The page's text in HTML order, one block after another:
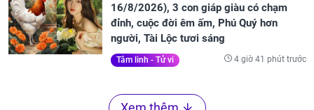
16/8/2026), 3 con giáp giàu có chạm
đỉnh, cuộc đời êm ấm, Phú Quý hơn
người, Tài Lộc tươi sáng
Tâm linh - Tử vi 4 giờ 41 phút trước